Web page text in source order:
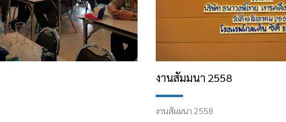
งานสัมมนา 2558
งานสัมมนา 2558